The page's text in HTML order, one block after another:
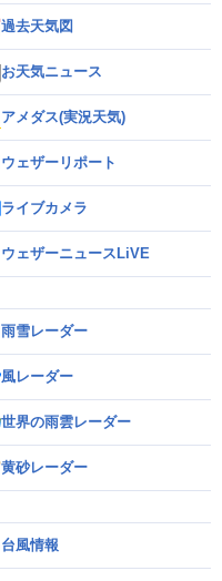
過去天気図
お天気ニュース
アメダス(実況天気)
ウェザーリポート
ライブカメラ
ウェザーニュースLiVE
雨雪レーダー
風レーダー
世界の雨雲レーダー
黄砂レーダー
台風情報